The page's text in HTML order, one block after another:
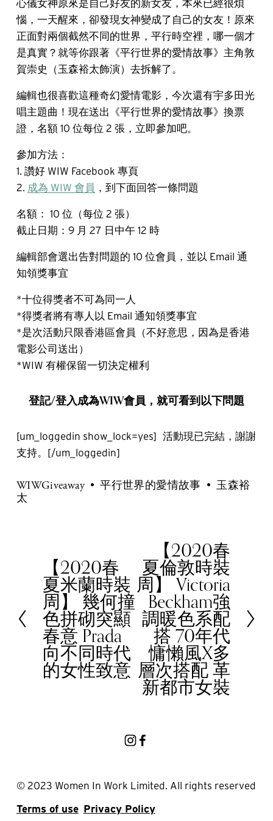
心儀女神原來是自己好友的新女友，本來已經很煩
惱，一天醒來，卻發現女神變成了自己的女友！原來
正面對兩個截然不同的世界，平行時空裡，哪一個才
是真實？就等你跟著《平行世界的愛情故事》主角敦
賀崇史（玉森裕太飾演）去拆解了。
編輯也很喜歡這種奇幻愛情電影，今次還有宇多田光
唱主題曲！現在送出《平行世界的愛情故事》換票
證，名額 10 位每位 2 張，立即參加吧。
參加方法：
1. 讚好 WIW Facebook 專頁
2. 成為 WIW 會員 ，到下面回答一條問題
名額： 10 位（每位 2 張）
截止日期：9 月 27 日中午 12 時
編輯部會選出告對問題的 10 位會員，並以 Email 通
知領獎事宜
*十位得獎者不可為同一人
*得獎者將有專人以 Email 通知領獎事宜
*是次活動只限香港區會員（不好意思，因為是香港
電影公司送出）
*WIW 有權保留一切決定權利
登記/登入成為WIW會員，就可看到以下問題
[um_loggedin show_lock=yes] 活動現已完結，謝謝
支持。[/um_loggedin]
WIWGiveaway 平行世界的愛情故事
玉森裕
太
r
e
v
i
o
u
s
【2020春
夏米蘭時裝
周】 幾何撞
色拼砌突顯
春意 Prada
向不同時代
的女性致意
x
【2020春
夏倫敦時裝
周】 Victoria
Beckham強
調暖色系配
搭 70年代
慵懶風X多
層次搭配 革
新都市女裝
© 2023 Women In Work Limited. All rights reserved
Terms of use Privacy Policy